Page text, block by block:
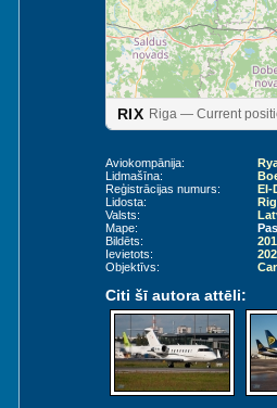
RIX Riga — Current
Aviokompānija:
Lidmašīna:
Reģistrācijas numurs:
EI-
Lidosta:
Valsts:
Mape:
Bildēts:
Ievietots:
Objektīvs:
Citi šī autora attēli: